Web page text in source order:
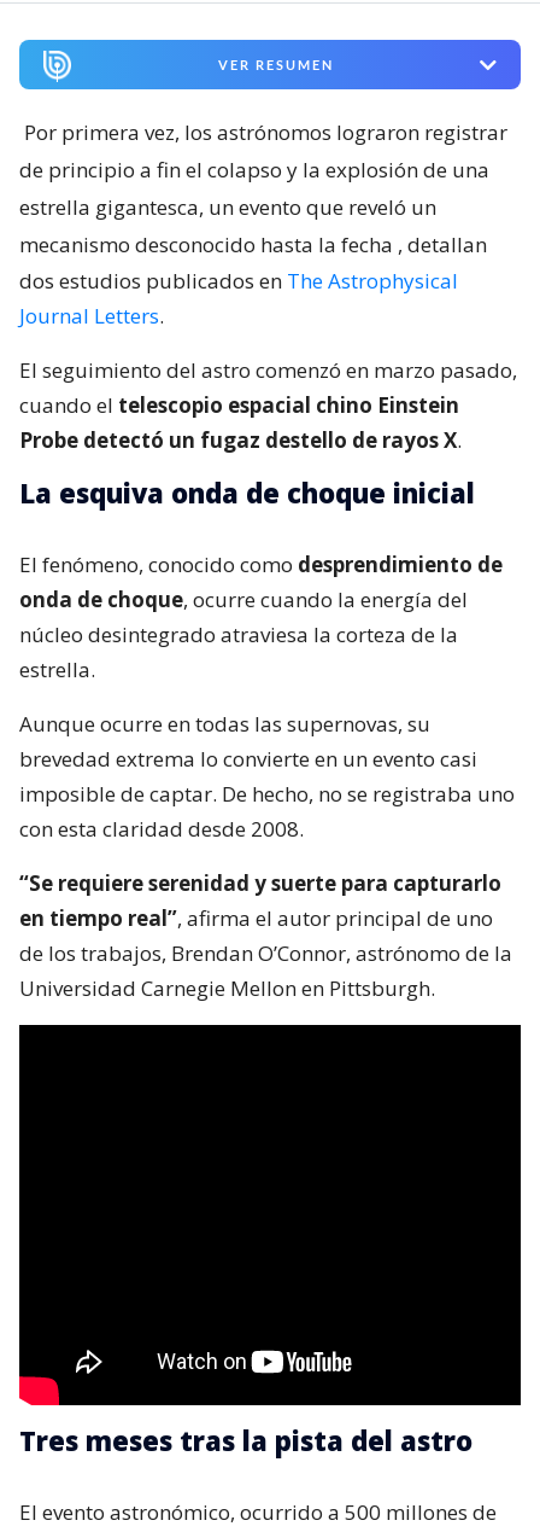
VER RESUMEN
Por primera vez, los astrónomos lograron registrar
de principio a fin el colapso y la explosión de una
estrella gigantesca, un evento que reveló un
mecanismo desconocido hasta la fecha , detallan
dos estudios publicados en The Astrophysical
Journal Letters.
El seguimiento del astro comenzó en marzo pasado,
cuando el telescopio espacial chino Einstein
Probe detectó un fugaz destello de rayos X.
La esquiva onda de choque inicial
El fenómeno, conocido como desprendimiento de
onda de choque, ocurre cuando la energía del
núcleo desintegrado atraviesa la corteza de la
estrella.
Aunque ocurre en todas las supernovas, su
brevedad extrema lo convierte en un evento casi
imposible de captar. De hecho, no se registraba uno
con esta claridad desde 2008.
“Se requiere serenidad y suerte para capturarlo
en tiempo real”, afirma el autor principal de uno
de los trabajos, Brendan O’Connor, astrónomo de la
Universidad Carnegie Mellon en Pittsburgh.
Tres meses tras la pista del astro
El evento astronómico, ocurrido a 500 millones de